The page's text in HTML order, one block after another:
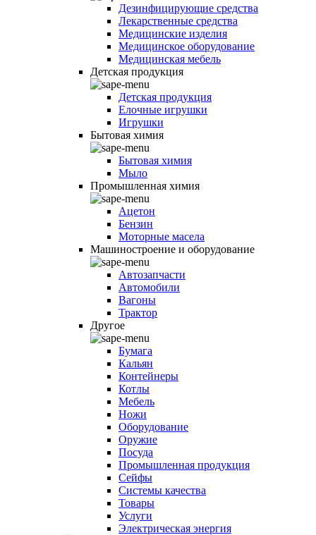
Дезинфицирующие средства
Лекарственные средства
Медицинские изделия
Медицинское оборудование
Медицинская мебель
Детская продукция
Детская продукция
Елочные игрушки
Игрушки
Бытовая химия
Бытовая химия
Мыло
Промышленная химия
Ацетон
Бензин
Моторные масела
Машиностроение и оборудование
Автозапчасти
Автомобили
Вагоны
Трактор
Другое
Бумага
Кальян
Контейнеры
Котлы
Мебель
Ножи
Оборудование
Оружие
Посуда
Промышленная продукция
Сейфы
Системы качества
Товары
Услуги
Электрическая энергия